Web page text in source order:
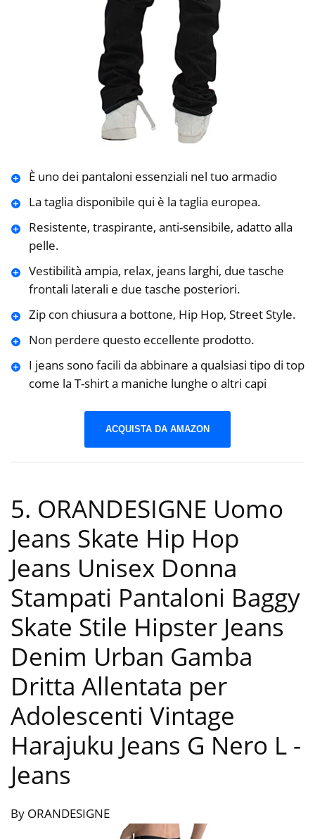
È uno dei pantaloni essenziali nel tuo armadio
La taglia disponibile qui è la taglia europea.
Resistente, traspirante, anti-sensibile, adatto alla
pelle.
Vestibilità ampia, relax, jeans larghi, due tasche
frontali laterali e due tasche posteriori.
Zip con chiusura a bottone, Hip Hop, Street Style.
Non perdere questo eccellente prodotto.
I jeans sono facili da abbinare a qualsiasi tipo di top
come la T-shirt a maniche lunghe o altri capi
ACQUISTA DA AMAZON
5. ORANDESIGNE Uomo
Jeans Skate Hip Hop
Jeans Unisex Donna
Stampati Pantaloni Baggy
Skate Stile Hipster Jeans
Denim Urban Gamba
Dritta Allentata per
Adolescenti Vintage
Harajuku Jeans G Nero L -
Jeans
By ORANDESIGNE